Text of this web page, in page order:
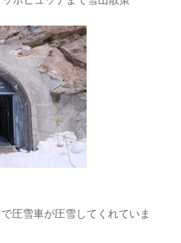
圧雪車が圧雪してくれていま